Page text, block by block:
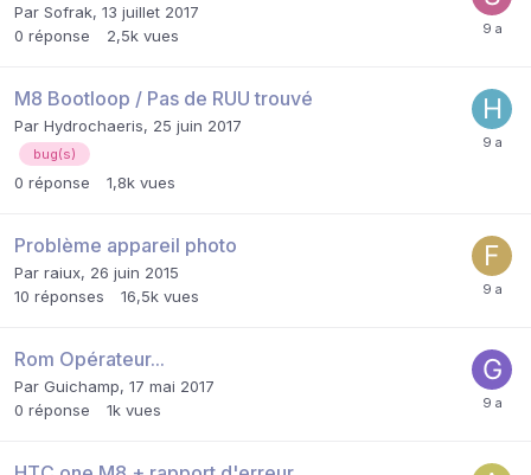
Par Sofrak, 13 juillet 2017
0 réponse 2,5k vues
M8 Bootloop / Pas de RUU trouvé
Par Hydrochaeris, 25 juin 2017
bug(s)
0 réponse 1,8k vues
Problème appareil photo
Par raiux, 26 juin 2015
10 réponses 16,5k vues
Rom Opérateur...
Par Guichamp, 17 mai 2017
0 réponse 1k vues